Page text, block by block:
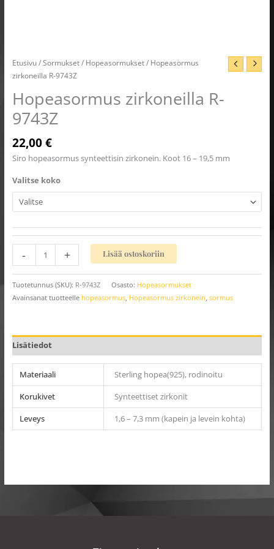
Etusivu/Sormukset/ Hopeasormukset/ Hopeasormus
zirkoneilla R-9743Z
Hopeasormus zirkoneilla R-
9743Z
22,00€
Siro hopeasormus synteettisin zirkonein. Koot 16 – 19,5 mm
Valitse koko
- + Lisää ostoskoriin
Tuotetunnus (SKU): R-9743Z Osasto: Hopeasormukset
Avainsanat tuotteelle hopeasormus, Hopeasormus zirkonein sormus
Lisätiedot
Materiaali
Sterling hopea(925), rodinoitu
Korukivet
Synteettiset zirkonit
Leveys
1,6 – 7,3 mm (kapein ja levein kohta)